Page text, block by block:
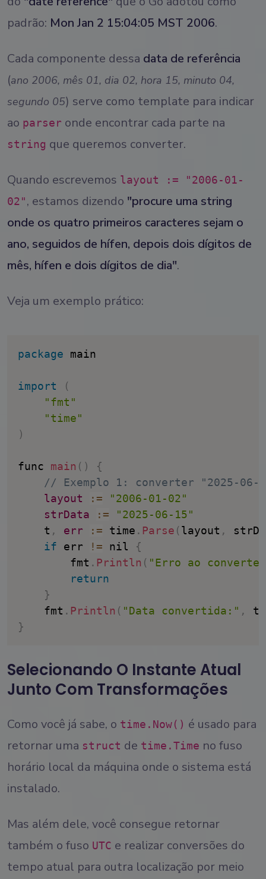
padrão: Mon Jan 2 15:04:05 MST 2006.
Cada componente dessa data de referência
(ano 2006, mês 01, dia 02, hora 15, minuto 04,
segundo 05) serve como template para indicar
ao parser onde encontrar cada parte na
string que queremos converter.
Quando escrevemos layout := "2006-01-
02" , estamos dizendo "procure uma string
onde os quatro primeiros caracteres sejam o
ano, seguidos de hífen, depois dois dígitos de
mês, hífen e dois dígitos de dia".
Veja um exemplo prático:
package main
import
(
"fmt"
"time"
)
func main ( )
{
// Exemplo 1: converter "2025-06-
layout
: =
"2006-01-02"
strData
: =
"2025-06-15"
	t
, err : = time . Parse (layout ,
if err != nil {
		fmt
. Println ( "Erro ao
return
}
	fmt
. Println ( "Data convertida:" , t
}
Selecionando O Instante Atual
Junto Com Transformações
Como você já sabe, o time.Now() é usado para
retornar uma struct de time.Time no fuso
horário local da máquina onde o sistema está
instalado.
Mas além dele, você consegue retornar
também o fuso UTC e realizar conversões do
tempo atual para outra localização por meio